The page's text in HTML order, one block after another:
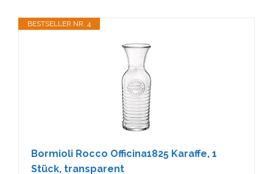
BESTSELLER NR. 4
Bormioli Rocco Officina1825 Karaffe, 1
Stück, transparent